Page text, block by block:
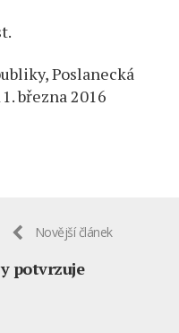
Poslanecká
března 2016
Novější článek
potvrzuje